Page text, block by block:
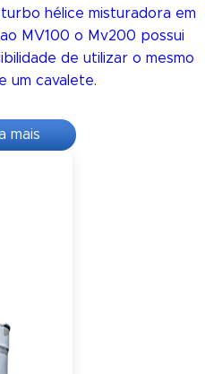
hélice misturadora em
MV100 o Mv200 possui
de utilizar o mesmo
um cavalete.
mais